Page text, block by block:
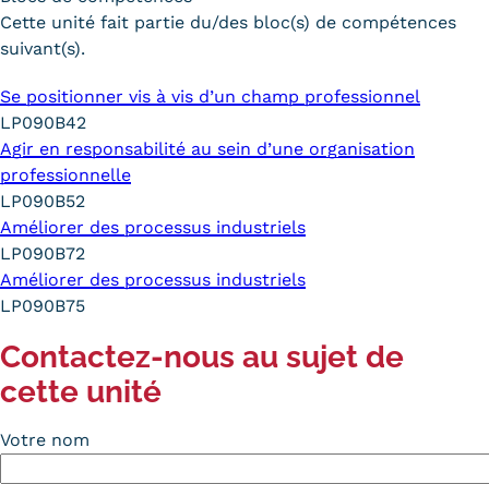
Cette unité fait partie du/des bloc(s) de compétences
suivant(s).
Se positionner vis à vis d’un champ professionnel
LP090B42
Agir en responsabilité au sein d’une organisation
professionnelle
LP090B52
Améliorer des processus industriels
LP090B72
Améliorer des processus industriels
LP090B75
Contactez-nous au sujet de
cette unité
Votre nom